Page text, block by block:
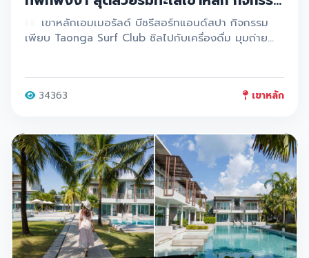
เพียบ ห้องพักหลากหลายโซนหลายสไตล์
เลย
เขาหลักเอมเมอรัลด์ บีชรีสอร์ทแอนด์สปา กิจกรรม
เพียบ Taonga Surf Club ชิลไปกับเครื่องดื่ม มุมถ่าย
34363 เขาหลัก